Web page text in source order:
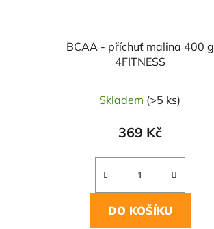
BCAA - příchuť malina 400 g
4FITNESS
Skladem (>5 ks)
369 Kč
DO KOŠÍKU